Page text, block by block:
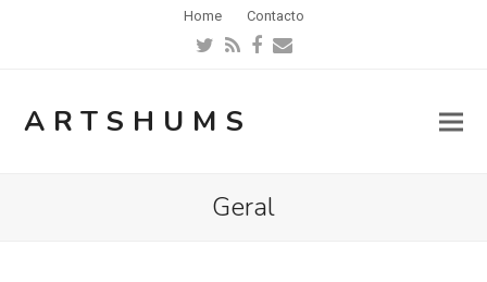
Home Contacto
Twitter
RSSFacebook
Email
ARTSHUMS
Geral